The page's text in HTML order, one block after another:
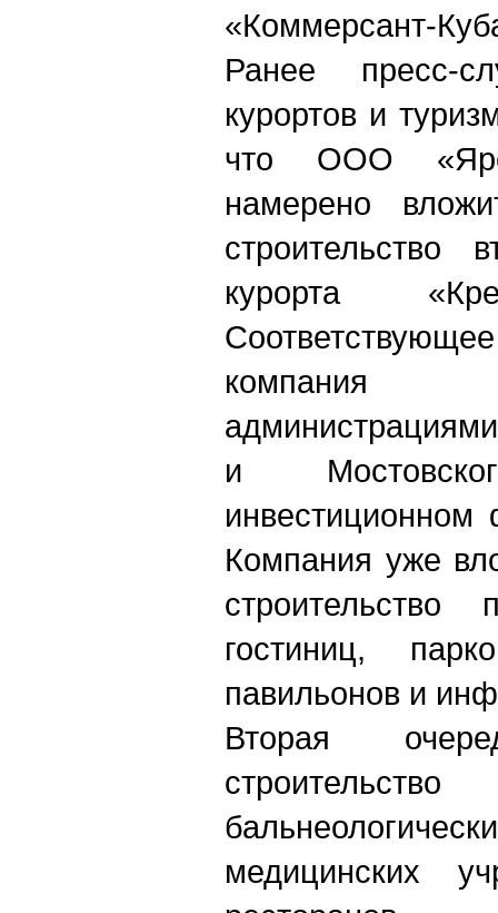
«Коммерсант-
Ранее пресс-
курортов и
что ООО
намерено
строительство
курорта
компания
и
Компания уже
гостиниц,
павильонов и
Вторая
медицинских